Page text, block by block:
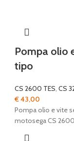
Pompa olio
tipo
CS 2600 TES, CS
€43,00
Pompa olio e vite
motosega CS